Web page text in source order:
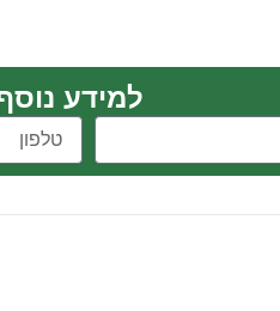
למידע נוסף חייגו: 0722-657-